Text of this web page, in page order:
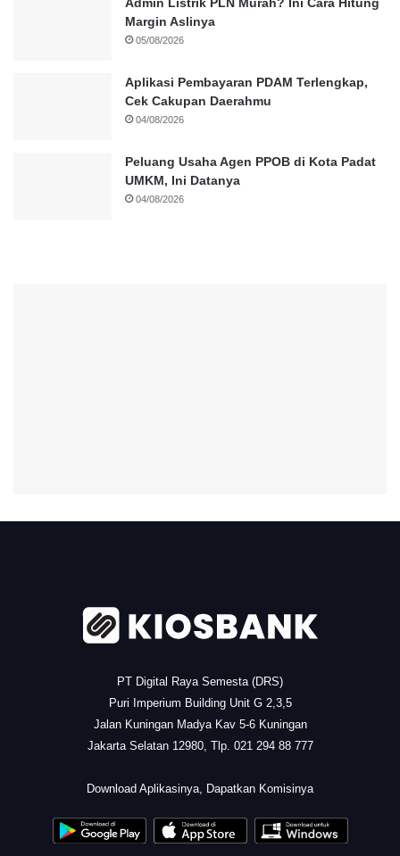
Margin Aslinya
05/08/2026
Aplikasi Pembayaran PDAM Terlengkap,
Cek Cakupan Daerahmu
04/08/2026
Peluang Usaha Agen PPOB di Kota Padat
UMKM, Ini Datanya
04/08/2026
PT Digital Raya Semesta (DRS)
Puri Imperium Building Unit G 2,3,5
Jalan Kuningan Madya Kav 5-6 Kuningan
Jakarta Selatan 12980, Tlp. 021 294 88 777
Download Aplikasinya, Dapatkan Komisinya